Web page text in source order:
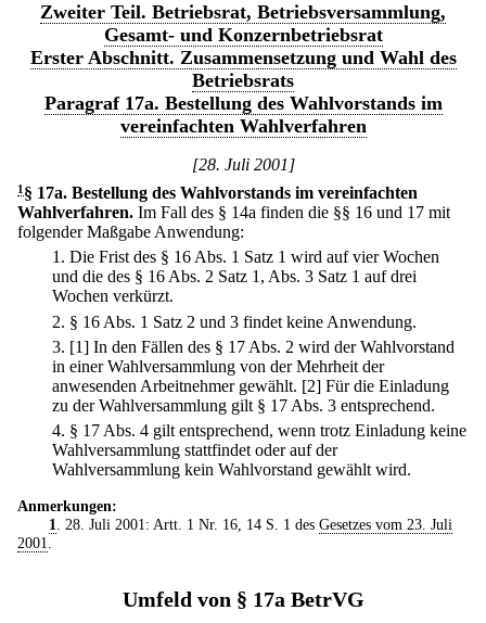
Zweiter Teil. Betriebsrat, Betriebsversammlung,
Gesamt- und Konzernbetriebsrat
Erster Abschnitt. Zusammensetzung und Wahl des
Betriebsrats
Paragraf 17a. Bestellung des Wahlvorstands im
vereinfachten Wahlverfahren
[28. Juli 2001]
1 § 17a. Bestellung des Wahlvorstands im vereinfachten
Wahlverfahren. Im Fall des § 14a finden die §§ 16 und 17 mit
folgender Maßgabe Anwendung:
1. Die Frist des § 16 Abs. 1 Satz 1 wird auf vier Wochen
und die des § 16 Abs. 2 Satz 1, Abs. 3 Satz 1 auf drei
Wochen verkürzt.
2. § 16 Abs. 1 Satz 2 und 3 findet keine Anwendung.
3. [1] In den Fällen des § 17 Abs. 2 wird der Wahlvorstand
in einer Wahlversammlung von der Mehrheit der
anwesenden Arbeitnehmer gewählt. [2] Für die Einladung
zu der Wahlversammlung gilt § 17 Abs. 3 entsprechend.
4. § 17 Abs. 4 gilt entsprechend, wenn trotz Einladung keine
Wahlversammlung stattfindet oder auf der
Wahlversammlung kein Wahlvorstand gewählt wird.
Anmerkungen:
1
. 28. Juli 2001: Artt. 1 Nr. 16, 14 S. 1 des Gesetzes vom 23. Juli
2001
Umfeld von § 17a BetrVG